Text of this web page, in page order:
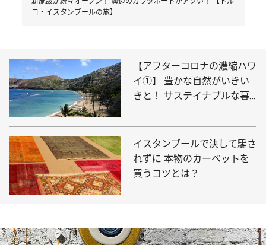
コ・イスタンブールの旅】
【アフターコロナの濃縮ハワ
イ①】 豊かな自然がいきい
きと！ サステイナブルな暮
イスタンブールで決して騙さ
れずに 本物のカーペットを
買うコツとは？